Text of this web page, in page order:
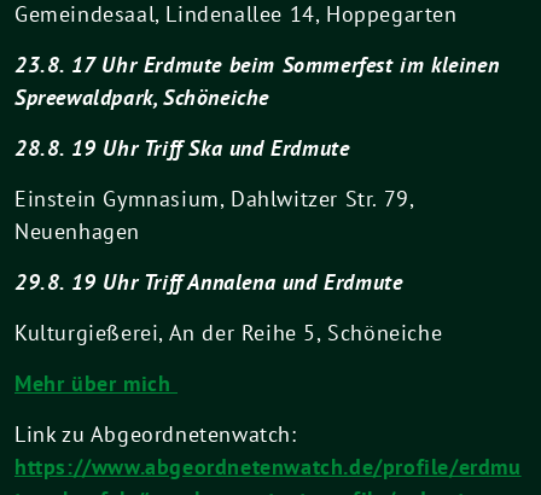
Gemeindesaal, Lindenallee 14, Hoppegarten
23.8. 17 Uhr Erdmute beim Sommerfest im kleinen
Spreewaldpark, Schöneiche
28.8. 19 Uhr Triff Ska und Erdmute
Einstein Gymnasium, Dahlwitzer Str. 79,
Neuenhagen
29.8. 19 Uhr Triff Annalena und Erdmute
Kulturgießerei, An der Reihe 5, Schöneiche
Mehr über mich
Link zu Abgeordnetenwatch:
https://www.abgeordnetenwatch.de/profile/erdmu